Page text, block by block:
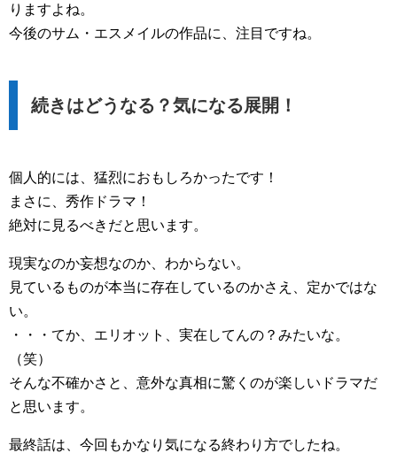
りますよね。
今後のサム・エスメイルの作品に、注目ですね。
続きはどうなる？気になる展開！
個人的には、猛烈におもしろかったです！
まさに、秀作ドラマ！
絶対に見るべきだと思います。
現実なのか妄想なのか、わからない。
見ているものが本当に存在しているのかさえ、定かではな
い。
・・・てか、エリオット、実在してんの？みたいな。
（笑）
そんな不確かさと、意外な真相に驚くのが楽しいドラマだ
と思います。
最終話は、今回もかなり気になる終わり方でしたね。